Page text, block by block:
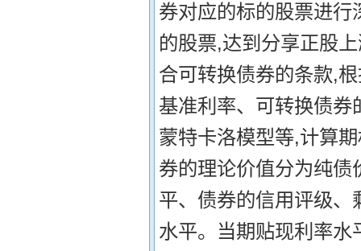
券对应的标的股票进
的股票,达到分享正股
合可转换债券的条款,
基准利率、可转换债
蒙特卡洛模型等,计算
券的理论价值分为纯
平、债券的信用评级
水平。当期贴现利率